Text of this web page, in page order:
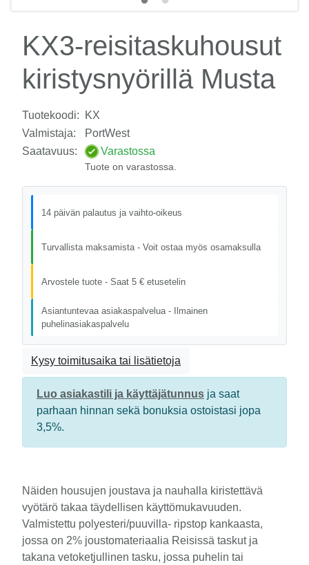
KX3-reisitaskuhousut
kiristysnyörillä Musta
Tuotekoodi:
KX
Valmistaja:
PortWest
Saatavuus:
Varastossa
Tuote on varastossa.
14 päivän palautus ja vaihto-oikeus
Turvallista maksamista - Voit ostaa myös osamaksulla
Arvostele tuote - Saat 5 € etusetelin
Asiantuntevaa asiakaspalvelua - Ilmainen
puhelinasiakaspalvelu
Kysy toimitusaika tai lisätietoja
Luo asiakastili ja käyttäjätunnus ja saat
parhaan hinnan sekä bonuksia ostoistasi jopa
3,5%.
Näiden housujen joustava ja nauhalla kiristettävä
vyötärö takaa täydellisen käyttömukavuuden.
Valmistettu polyesteri/puuvilla- ripstop kankaasta,
jossa on 2% joustomateriaalia Reisissä taskut ja
takana vetoketjullinen tasku, jossa puhelin tai